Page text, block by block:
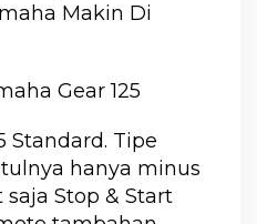
Makin Di
Gear 125
Standard. Tipe
hanya minus
Stop & Start